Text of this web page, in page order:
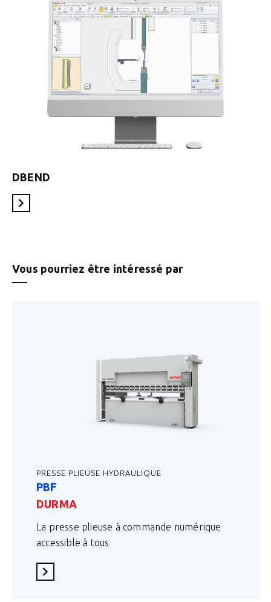
DBEND
En savoir plus
Vous pourriez être intéressé par
PRESSE PLIEUSE HYDRAULIQUE
PBF
DURMA
La presse plieuse à commande numérique
accessible à tous
En savoir plus